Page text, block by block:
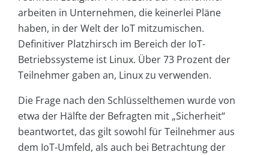
arbeiten in Unternehmen, die keinerlei Pläne
haben, in der Welt der IoT mitzumischen.
Definitiver Platzhirsch im Bereich der IoT-
Betriebssysteme ist Linux. Über 73 Prozent der
Teilnehmer gaben an, Linux zu verwenden.
Die Frage nach den Schlüsselthemen wurde von
etwa der Hälfte der Befragten mit „Sicherheit“
beantwortet, das gilt sowohl für Teilnehmer aus
dem IoT-Umfeld, als auch bei Betrachtung der